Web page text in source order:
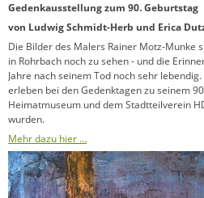
Gedenkausstellung zum 90. Geburtstag
von Ludwig Schmidt-Herb und Erica
Die Bilder des Malers Rainer Motz-Munke
in Rohrbach noch zu sehen - und die
Jahre nach seinem Tod noch sehr
erleben bei den Gedenktagen zu seinem
Heimatmuseum und dem Stadtteilverein
wurden.
Mehr dazu hier …